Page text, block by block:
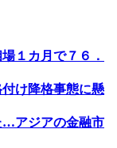
１カ月で７６．
け降格事態に懸
…アジアの金融市